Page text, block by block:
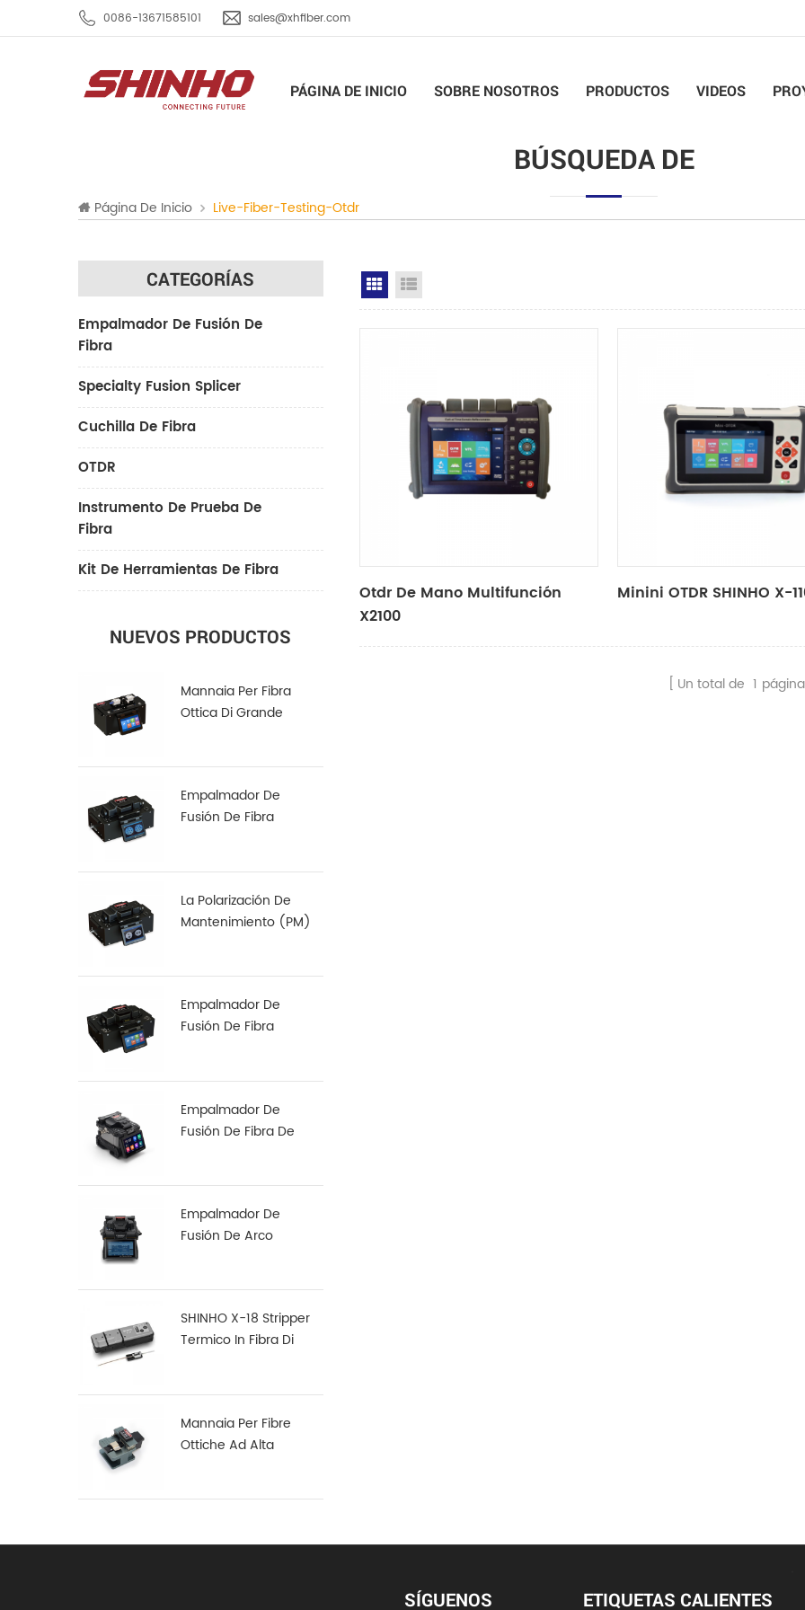
0086-13671585101 sales@xhfiber.com
PÁGINA DE INICIO SOBRE NOSOTROS PRODUCTOS VIDEOS
BÚSQUEDA DE
Página De Inicio Live-Fiber-Testing-Otdr
CATEGORÍAS
Empalmador De Fusión De
Fibra
Specialty Fusion Splicer
Cuchilla De Fibra
OTDR
Instrumento De Prueba De
Fibra
Kit De Herramientas De Fibra
NUEVOS PRODUCTOS
Mannaia Per Fibra
Ottica Di Grande
Empalmador De
Fusión De Fibra
La Polarización De
Mantenimiento (PM)
Empalmador De
Fusión De Fibra
Empalmador De
Fusión De Fibra De
Empalmador De
Fusión De Arco
SHINHO X-18 Stripper
Termico In Fibra Di
Mannaia Per Fibre
Ottiche Ad Alta
Grid View
Otdr De Mano Multifunción
X2100
Minini OTDR SHINHO X-
Un total de 1
SÍGUENOS ETIQUETAS CALIENTES